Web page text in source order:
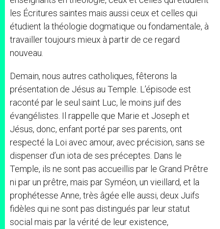
les Écritures saintes mais aussi ceux et celles qui
étudient la théologie dogmatique ou fondamentale, à
travailler toujours mieux à partir de ce regard
nouveau.
Demain, nous autres catholiques, fêterons la
présentation de Jésus au Temple. L’épisode est
raconté par le seul saint Luc, le moins juif des
évangélistes. Il rappelle que Marie et Joseph et
Jésus, donc, enfant porté par ses parents, ont
respecté la Loi avec amour, avec précision, sans se
dispenser d’un iota de ses préceptes. Dans le
Temple, ils ne sont pas accueillis par le Grand Prêtre
ni par un prêtre, mais par Syméon, un vieillard, et la
prophétesse Anne, très âgée elle aussi, deux Juifs
fidèles qui ne sont pas distingués par leur statut
social mais par la vérité de leur existence,